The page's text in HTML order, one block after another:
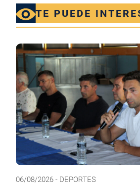
TE PUEDE
06/08/2026 - DEPORTES